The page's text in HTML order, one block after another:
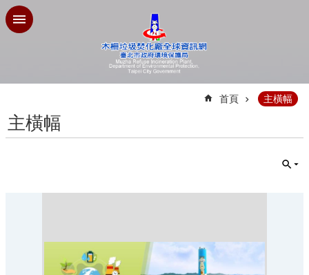
跳到主要內容區塊
首頁 主橫幅
主橫幅